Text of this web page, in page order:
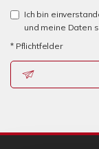
Ich bin
und meine Daten
* Pflichtfelder